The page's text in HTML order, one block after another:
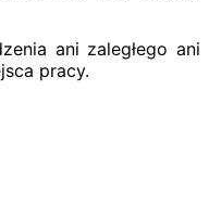
ani zaległego ani
pracy.